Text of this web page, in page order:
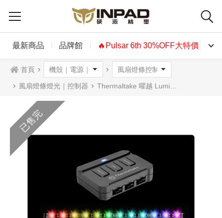
最新商品 品牌館 🔥Pulsar 6th 30%OFF大特價🔥
首頁
風扇燈條燈光｜控制器 Thermaltake 曜越 Lumi Color 256C RGB 磁吸式 LED燈條控制組
已售完